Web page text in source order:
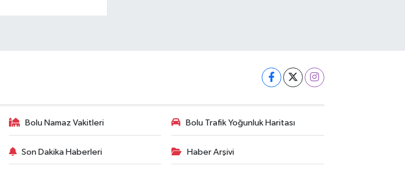
Bolu Namaz Vakitleri Bolu Trafik Yoğunluk Haritası
Son Dakika Haberleri Haber Arşivi